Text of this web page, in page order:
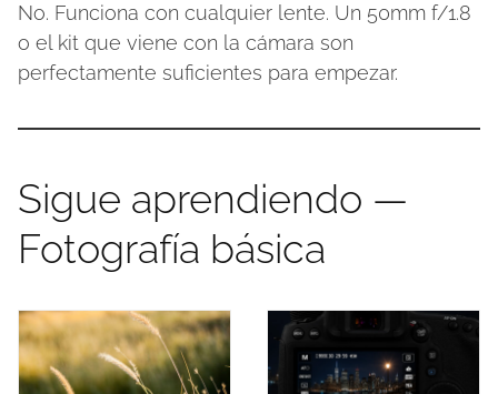
No. Funciona con cualquier lente. Un 50mm f/1.8
o el kit que viene con la cámara son
perfectamente suficientes para empezar.
Sigue aprendiendo —
Fotografía básica